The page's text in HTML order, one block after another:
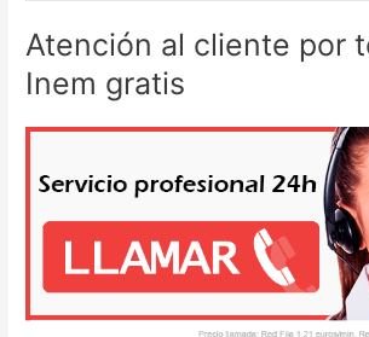
Atención al cliente por
Inem gratis